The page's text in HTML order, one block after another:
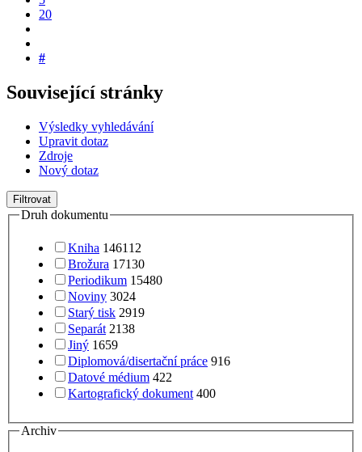
20
#
Související stránky
Výsledky vyhledávání
Upravit dotaz
Zdroje
Nový dotaz
Filtrovat
Druh dokumentu
Kniha 146112
Brožura 17130
Periodikum 15480
Noviny 3024
Starý tisk 2919
Separát 2138
Jiný 1659
Diplomová/disertační práce 916
Datové médium 422
Kartografický dokument 400
Archiv